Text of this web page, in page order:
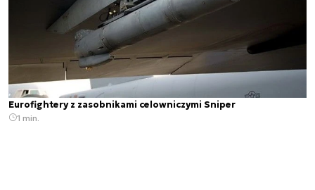
Eurofightery z zasobnikami celowniczymi Sniper
1 min.